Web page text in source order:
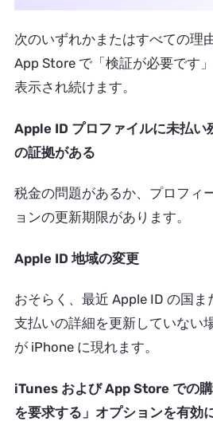
次のいずれかまたはすべての理
App Store で「検証が必要です
表示され続けます。
Apple ID プロファイルに未払い
の証拠がある
税金の問題があるか、プロフィ
ョンの更新期限があります。
Apple ID 地域の変更
おそらく、最近 Apple ID の国ま
支払いの詳細を更新していない
が iPhone に現れます。
iTunes および App Store での
を要求する」オプションを有効